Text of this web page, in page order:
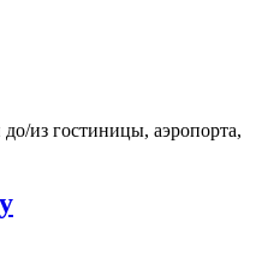
из гостиницы, аэропорта,